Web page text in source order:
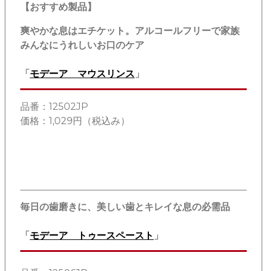
【おすすめ製品】
爽やかな息はエチケット。アルコールフリーで家族
みんなにうれしいお口のケア
「モデーア マウスリンス 」
品番：12502JP
価格：1,029円（税込み）
毎日の歯磨きに、美しい歯とキレイな息の必需品
「モデーア トゥースペースト 」